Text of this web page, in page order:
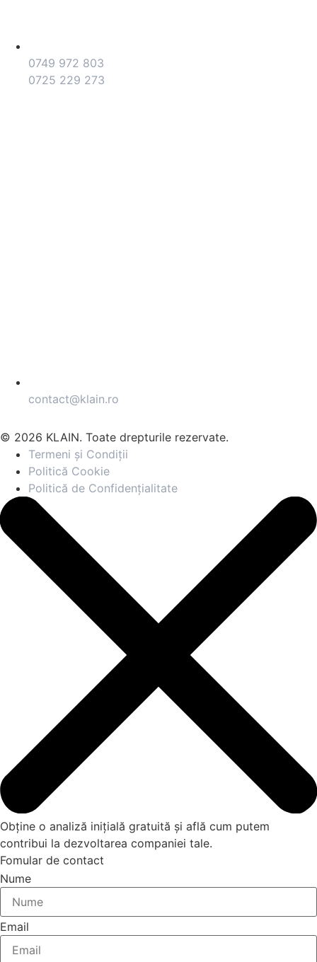
0749 972 803
0725 229 273
contact@klain.ro
© 2026 KLAIN. Toate drepturile rezervate.
Termeni și Condiții
Politică Cookie
Politică de Confidențialitate
Obține o analiză inițială gratuită și află cum putem
contribui la dezvoltarea companiei tale.
Fomular de contact
Nume
Email